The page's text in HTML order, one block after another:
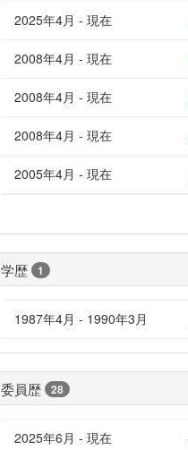
2025年4月 - 現在
2008年4月 - 現在
2008年4月 - 現在
2008年4月 - 現在
2005年4月 - 現在
学歴 1
1987年4月 - 1990年3月
委員歴 28
2025年6月 - 現在